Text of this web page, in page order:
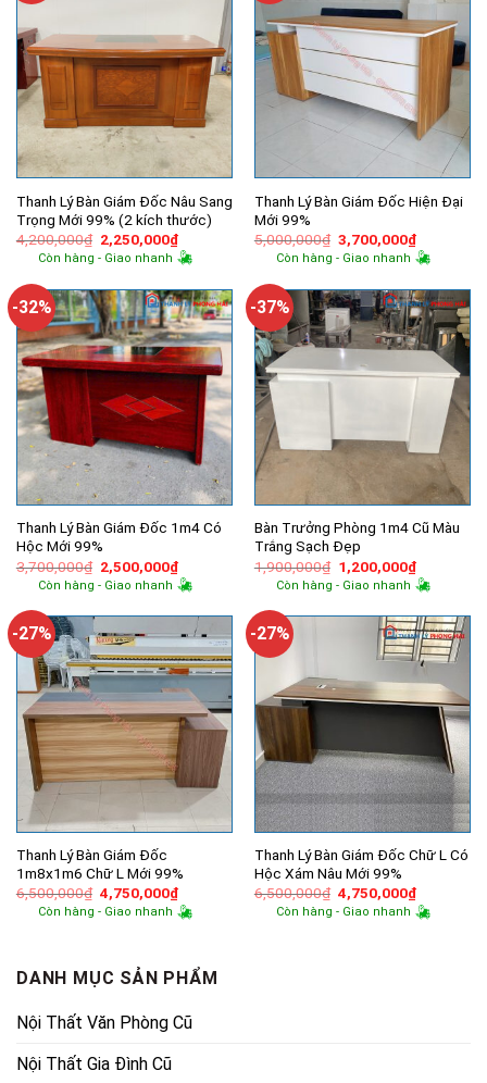
Thanh Lý Bàn Giám Đốc Nâu Sang
Trọng Mới 99% (2 kích thước)
4,200,000₫ Giá
gốc
là:
2,250,000₫Giá
hiện
tại
2,250,000₫.
Còn hàng - Giao nhanh
Thanh Lý Bàn Giám Đốc Hiện Đại
Mới 99%
5,000,000₫ Giá
gốc
là:
3,700,000₫Giá
hiện
tại
Còn hàng - Giao nhanh
-32%
Thanh Lý Bàn Giám Đốc 1m4 Có
Hộc Mới 99%
3,700,000₫ Giá
gốc
là:
2,500,000₫Giá
hiện
tại
2,500,000₫.
Còn hàng - Giao nhanh
-37%
Bàn Trưởng Phòng 1m4 Cũ Màu
Trắng Sạch Đẹp
1,900,000₫ Giá
gốc
là:
1,200,000₫Giá
hiện
tại
Còn hàng - Giao nhanh
-27%
Thanh Lý Bàn Giám Đốc
1m8x1m6 Chữ L Mới 99%
6,500,000₫ Giá
gốc
là:
4,750,000₫Giá
hiện
tại
Còn hàng - Giao nhanh
-27%
Thanh Lý Bàn Giám Đốc Chữ L Có
Hộc Xám Nâu Mới 99%
6,500,000₫ Giá
gốc
là:
4,750,000₫Giá
hiện
tại
Còn hàng - Giao nhanh
DANH MỤC SẢN PHẨM
Nội Thất Văn Phòng Cũ
Nội Thất Gia Đình Cũ